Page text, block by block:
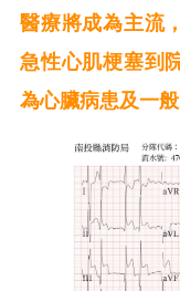
醫療將成為主流
急性心肌梗塞到
為心臟病患及一